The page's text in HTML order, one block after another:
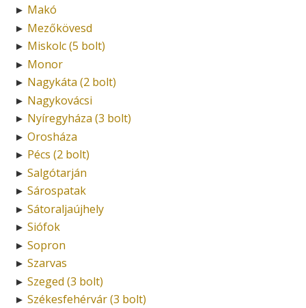
► Makó
► Mezőkövesd
► Miskolc (5 bolt)
► Monor
► Nagykáta (2 bolt)
► Nagykovácsi
► Nyíregyháza (3 bolt)
► Orosháza
► Pécs (2 bolt)
► Salgótarján
► Sárospatak
► Sátoraljaújhely
► Siófok
► Sopron
► Szarvas
► Szeged (3 bolt)
► Székesfehérvár (3 bolt)